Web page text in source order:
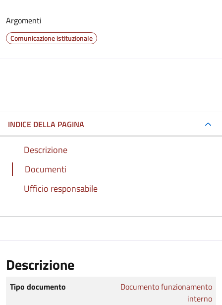
Argomenti
Comunicazione istituzionale
INDICE DELLA PAGINA
Descrizione
Documenti
Ufficio responsabile
Descrizione
Tipo documento
Documento funzionamento
interno